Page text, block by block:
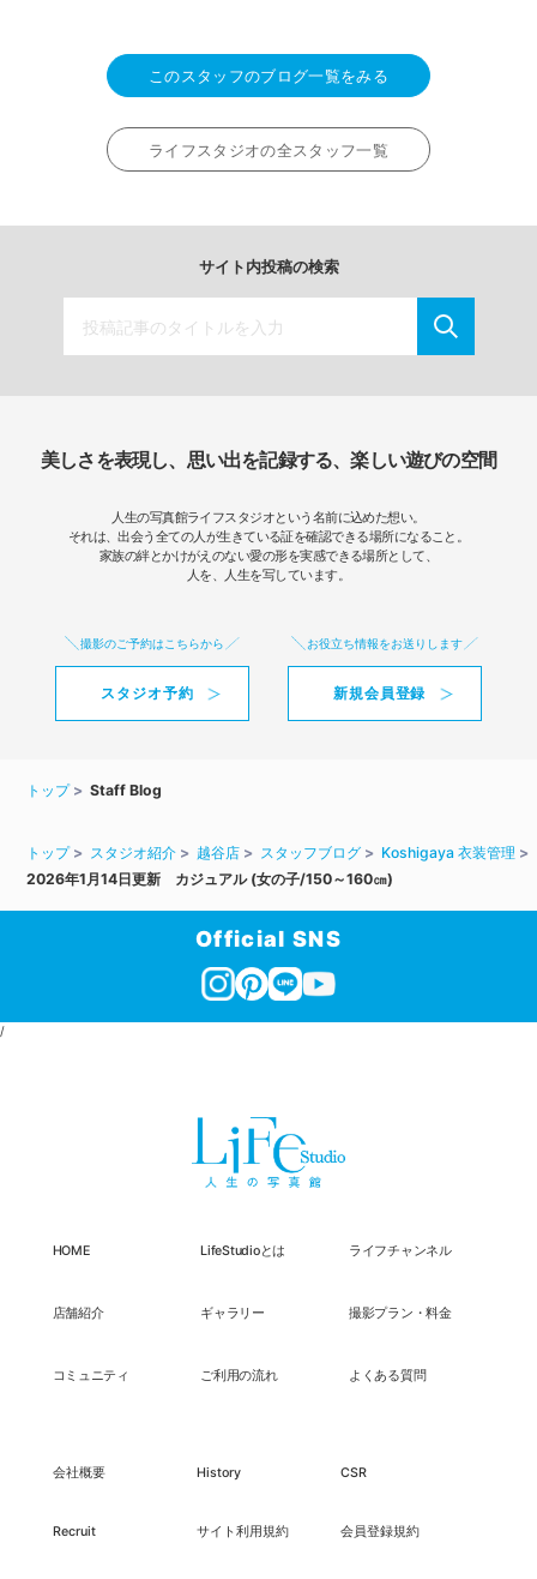
このスタッフのブログ一覧をみる
ライフスタジオの全スタッフ一覧
サイト内投稿の検索
美しさを表現し、思い出を記録する、楽しい遊びの空間
人生の写真館ライフスタジオという名前に込めた想い。
それは、出会う全ての人が生きている証を確認できる場所になること。
家族の絆とかけがえのない愛の形を実感できる場所として、
人を、人生を写しています。
撮影のご予約はこちらから
スタジオ予約
お役立ち情報をお送りします
新規会員登録
トップ Staff Blog
トップ スタジオ紹介 越谷店 スタッフブログ
Koshigaya 衣装管理
2026年1月14日更新 カジュアル (女の子/150～160㎝)
Official SNS
/
HOME LifeStudioとは ライフチャンネル
店舗紹介 ギャラリー 撮影プラン・料金
コミュニティ ご利用の流れ よくある質問
会社概要 History CSR
Recruit サイト利用規約 会員登録規約